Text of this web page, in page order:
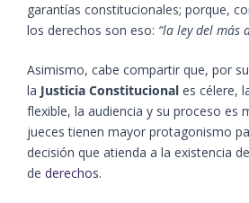
garantías constitucionales; porque,
los derechos son eso: “la ley del más
Asimismo, cabe compartir que, por
la Justicia Constitucional es célere,
flexible, la audiencia y su proceso es
jueces tienen mayor protagonismo
decisión que atienda a la existencia
de derechos.